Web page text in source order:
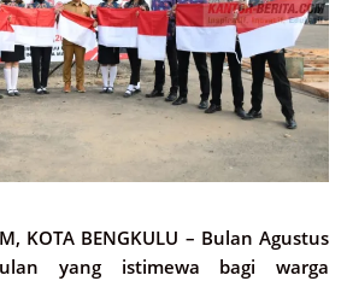
KOTA BENGKULU – Bulan Agustus
yang istimewa bagi warga